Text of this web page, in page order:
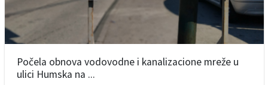
Počela obnova vodovodne i kanalizacione mreže u
ulici Humska na ...